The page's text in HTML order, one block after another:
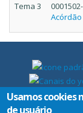
Tema 3
Acórdão
Usamos cookies
de usuário